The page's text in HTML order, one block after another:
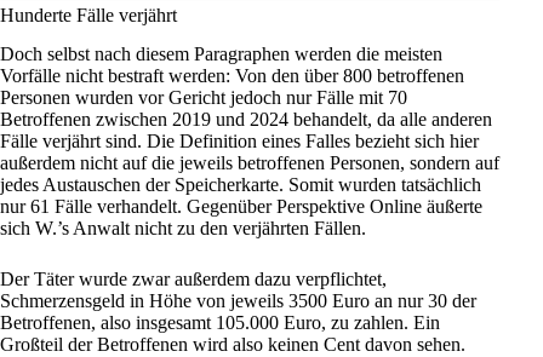
Hunderte Fälle verjährt
Doch selbst nach diesem Paragraphen werden die meisten
Vorfälle nicht bestraft werden: Von den über 800 betroffenen
Personen wurden vor Gericht jedoch nur Fälle mit 70
Betroffenen zwischen 2019 und 2024 behandelt, da alle anderen
Fälle verjährt sind. Die Definition eines Falles bezieht sich hier
außerdem nicht auf die jeweils betroffenen Personen, sondern auf
jedes Austauschen der Speicherkarte. Somit wurden tatsächlich
nur 61 Fälle verhandelt. Gegenüber Perspektive Online äußerte
sich W.’s Anwalt nicht zu den verjährten Fällen.
Der Täter wurde zwar außerdem dazu verpflichtet,
Schmerzensgeld in Höhe von jeweils 3500 Euro an nur 30 der
Betroffenen, also insgesamt 105.000 Euro, zu zahlen. Ein
Großteil der Betroffenen wird also keinen Cent davon sehen.